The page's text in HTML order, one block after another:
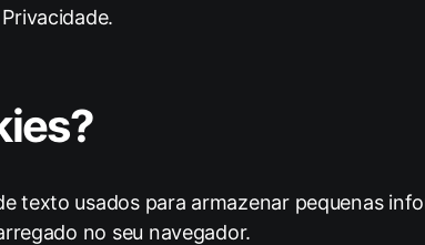
texto usados ​​para armazenar pequenas
no seu navegador.